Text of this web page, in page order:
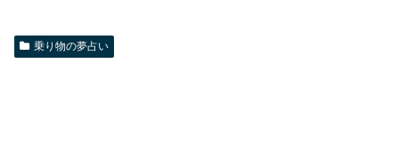
乗り物の夢占い